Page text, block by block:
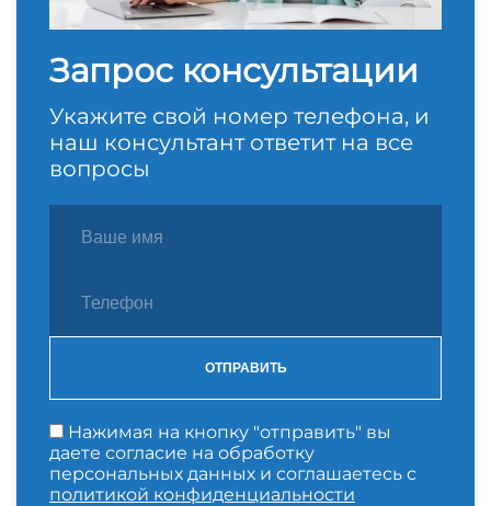
Запрос консультации
Укажите свой номер телефона, и
наш консультант ответит на все
вопросы
ОТПРАВИТЬ
Нажимая на кнопку "отправить" вы
даете согласие на обработку
персональных данных и соглашаетесь с
политикой конфиденциальности